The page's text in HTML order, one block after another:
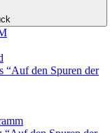
“Auf den Spuren der